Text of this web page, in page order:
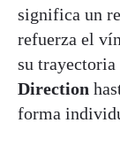
significa un
refuerza el
su trayectoria
Direction
forma